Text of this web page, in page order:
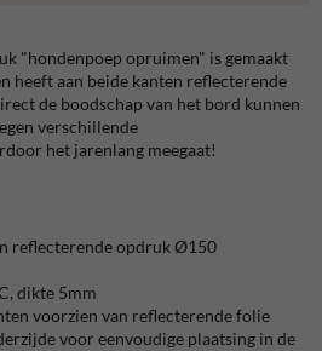
"hondenpoep opruimen" is gemaakt
heeft aan beide kanten reflecterende
de boodschap van het bord kunnen
verschillende
het jarenlang meegaat!
reflecterende opdruk Ø150
dikte 5mm
voorzien van reflecterende folie
voor eenvoudige plaatsing in de